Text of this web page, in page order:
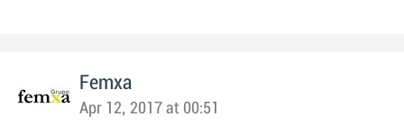
Femxa
Apr 12, 2017 at 00:51